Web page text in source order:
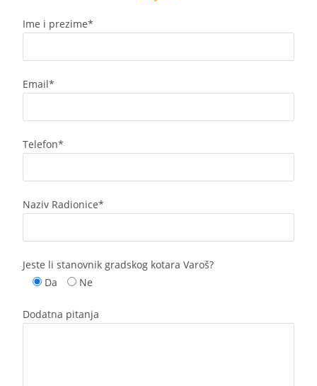
Ime i prezime*
Email*
Telefon*
Naziv Radionice*
Jeste li stanovnik gradskog kotara Varoš?
Da
Ne
Dodatna pitanja